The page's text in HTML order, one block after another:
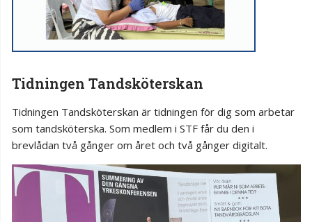
Tidningen Tandsköterskan
Tidningen Tandsköterskan är tidningen för dig som arbetar
som tandsköterska. Som medlem i STF får du den i
brevlådan två gånger om året och två gånger digitalt.